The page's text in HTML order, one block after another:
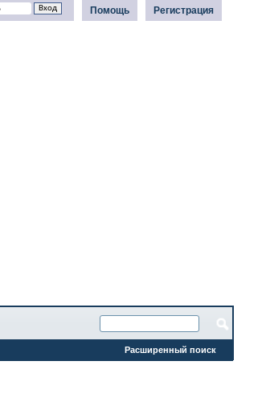
Регистрация
Помощь
Расширенный поиск